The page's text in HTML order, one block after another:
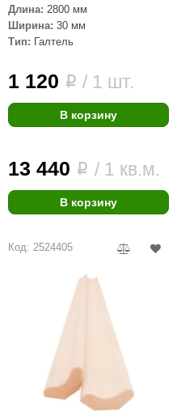
Длина: 2800 мм
Ширина: 30 мм
Тип: Галтель
1 120 i / 1 шт.
В корзину
13 440 i / 1 кв.м.
В корзину
Код: 2524405